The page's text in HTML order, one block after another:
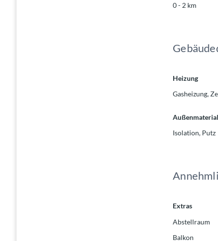
Das Objekt
-
Die Immobilie
Nach
darüber hinaus.
0 - 2 km
Heizung
Gasheizung,
Außenmaterial
Isolation, Putz
Extras
Abstellraum
Balkon